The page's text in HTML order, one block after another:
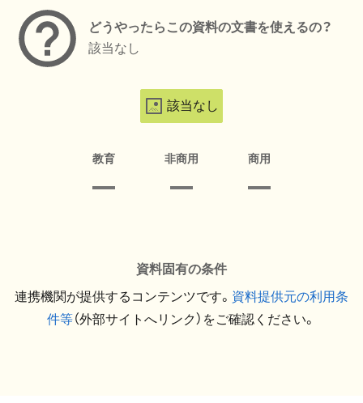
どうやったらこの資料の文書を使えるの？
該当なし
該当なし
教育 非商用 商用
資料固有の条件
連携機関が提供するコンテンツです。 資料提供元の利用条
件等（外部サイトへリンク）をご確認ください。